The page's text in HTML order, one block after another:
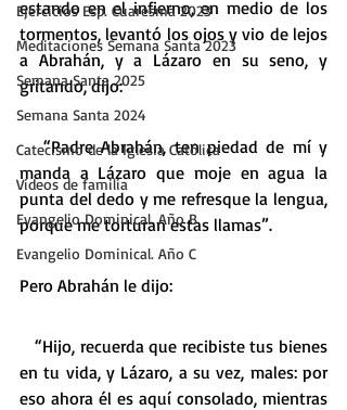
Ejercicios Esp. Cuaresma 2023
Meditaciones Semana Santa 2023
Semana Santa 2025
Semana Santa 2024
Catecismo de la Iglesia Católica
Vídeos de familia
Evangelio Dominical. Año B
Evangelio Dominical. Año C
estando en el infierno, en medio de los
tormentos, levantó los ojos y vio de lejos
a Abrahán, y a Lázaro en su seno, y
gritando, dijo:
   “Padre Abrahán, ten piedad de mí y
manda a Lázaro que moje en agua la
punta del dedo y me refresque la lengua,
porque me torturan estas llamas”.
Pero Abrahán le dijo:
en tu vida, y Lázaro, a su vez, males: por
eso ahora él es aquí consolado, mientras